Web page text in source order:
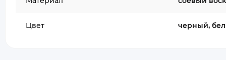
Цвет черный,